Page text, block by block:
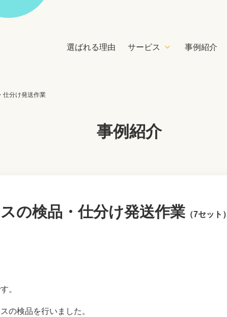
選ばれる理由 サービス 事例紹介
仕分け発送作業
事例紹介
の検品・仕分け発送作業 （7セット）
。
の検品を行いました。